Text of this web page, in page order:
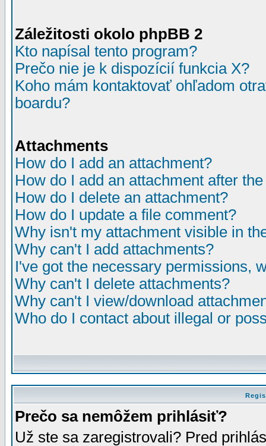
Záležitosti okolo phpBB 2
Kto napísal tento program?
Prečo nie je k dispozícií funkcia X?
Koho mám kontaktovať ohľadom
boardu?
Attachments
How do I add an attachment?
How do I add an attachment after
How do I delete an attachment?
How do I update a file comment?
Why isn't my attachment visible in
Why can't I add attachments?
I've got the necessary permissions,
Why can't I delete attachments?
Why can't I view/download
Who do I contact about illegal or
Prečo sa nemôžem prihlásiť?
Už ste sa zaregistrovali? Pred